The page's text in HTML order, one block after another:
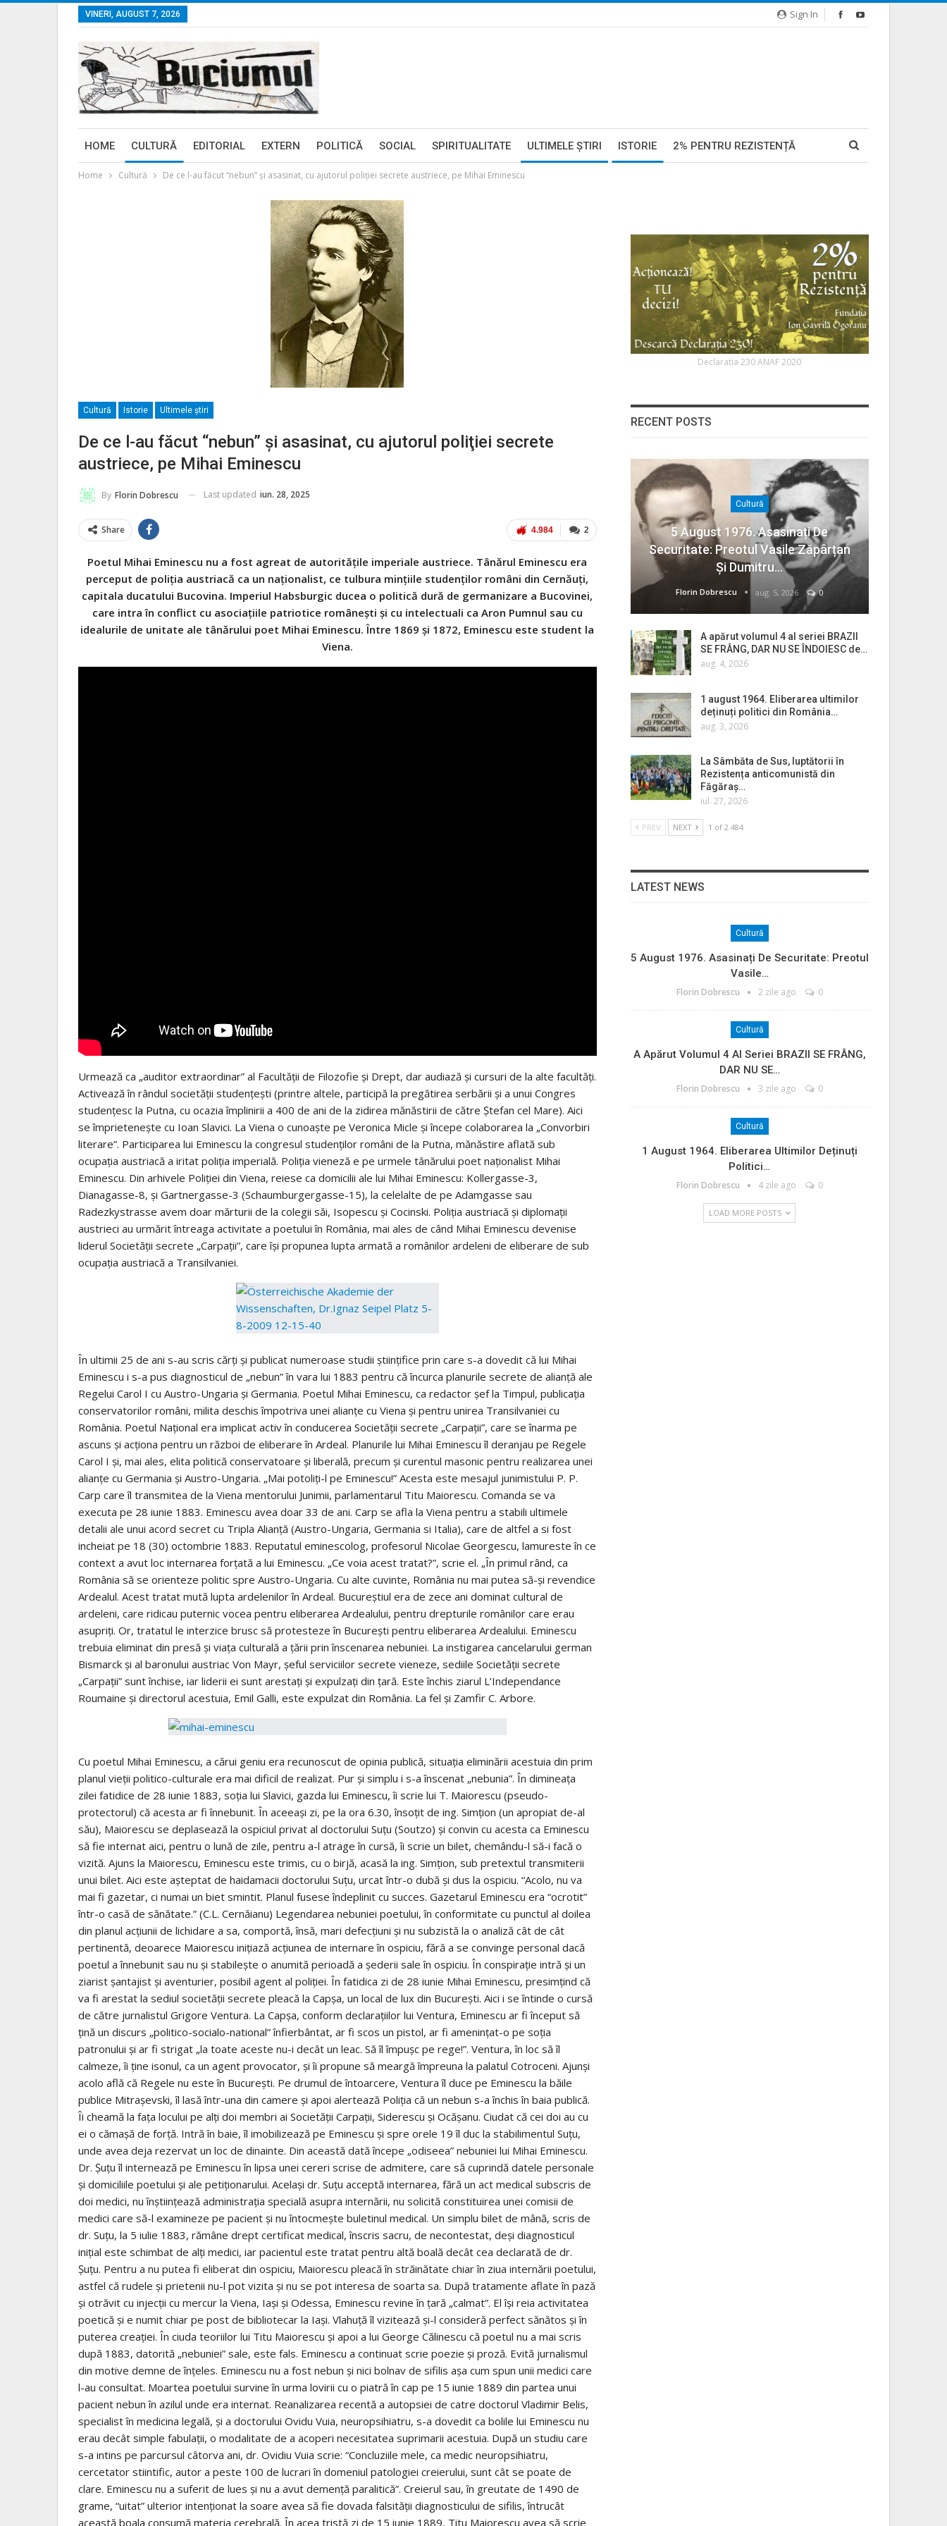
Sign In
VINERI, AUGUST 7, 2026
HOME CULTURĂ EDITORIAL EXTERN POLITICĂ SOCIAL SPIRITUALITATE ULTIMELE ŞTIRI ISTORIE 2% PENTRU REZISTENȚĂ
Home Cultură De ce l-au făcut “nebun” şi asasinat, cu ajutorul poliţiei secrete austriece, pe Mihai Eminescu
Cultură Istorie Ultimele ştiri
De ce l-au făcut “nebun” şi asasinat, cu ajutorul poliţiei secrete
austriece, pe Mihai Eminescu
By Florin Dobrescu Last updated iun. 28, 2025
2
4.984
Share
Poetul Mihai Eminescu nu a fost agreat de autorităţile imperiale austriece. Tânărul Eminescu era
perceput de poliţia austriacă ca un naţionalist, ce tulbura minţiile studenţilor români din Cernăuţi,
capitala ducatului Bucovina. Imperiul Habsburgic ducea o politică dură de germanizare a Bucovinei,
care intra în conflict cu asociaţiile patriotice româneşti şi cu intelectuali ca Aron Pumnul sau cu
idealurile de unitate ale tânărului poet Mihai Eminescu. Între 1869 şi 1872, Eminescu este student la
Viena.
Urmează ca „auditor extraordinar” al Facultăţii de Filozofie și Drept, dar audiază și cursuri de la alte facultăți.
Activează în rândul societății studențești (printre altele, participă la pregătirea serbării și a unui Congres
studențesc la Putna, cu ocazia împlinirii a 400 de ani de la zidirea mănăstirii de către Ștefan cel Mare). Aici
se împrietenește cu Ioan Slavici. La Viena o cunoaște pe Veronica Micle şi începe colaborarea la „Convorbiri
literare”. Participarea lui Eminescu la congresul studenţilor români de la Putna, mănăstire aflată sub
ocupaţia austriacă a iritat poliţia imperială. Poliţia vieneză e pe urmele tânărului poet naţionalist Mihai
Eminescu. Din arhivele Poliţiei din Viena, reiese ca domicilii ale lui Mihai Eminescu: Kollergasse-3,
Dianagasse-8, şi Gartnergasse-3 (Schaumburgergasse-15), la celelalte de pe Adamgasse sau
Radezkystrasse avem doar mărturii de la colegii săi, Isopescu şi Cocinski. Poliţia austriacă şi diplomaţii
austrieci au urmărit întreaga activitate a poetului în România, mai ales de când Mihai Eminescu devenise
liderul Societăţii secrete „Carpaţii”, care îşi propunea lupta armată a românilor ardeleni de eliberare de sub
ocupaţia austriacă a Transilvaniei.
În ultimii 25 de ani s-au scris cărţi şi publicat numeroase studii ştiinţifice prin care s-a dovedit că lui Mihai
Eminescu i s-a pus diagnosticul de „nebun” în vara lui 1883 pentru că încurca planurile secrete de alianţă ale
Regelui Carol I cu Austro-Ungaria şi Germania. Poetul Mihai Eminescu, ca redactor şef la Timpul, publicaţia
conservatorilor români, milita deschis împotriva unei alianţe cu Viena şi pentru unirea Transilvaniei cu
România. Poetul Naţional era implicat activ în conducerea Societăţii secrete „Carpaţii”, care se înarma pe
ascuns şi acţiona pentru un război de eliberare în Ardeal. Planurile lui Mihai Eminescu îl deranjau pe Regele
Carol I şi, mai ales, elita politică conservatoare şi liberală, precum şi curentul masonic pentru realizarea unei
alianţe cu Germania şi Austro-Ungaria. „Mai potoliţi-l pe Eminescu!” Acesta este mesajul junimistului P. P.
Carp care îl transmitea de la Viena mentorului Junimii, parlamentarul Titu Maiorescu. Comanda se va
executa pe 28 iunie 1883. Eminescu avea doar 33 de ani. Carp se afla la Viena pentru a stabili ultimele
detalii ale unui acord secret cu Tripla Alianţă (Austro-Ungaria, Germania si Italia), care de altfel a si fost
incheiat pe 18 (30) octombrie 1883. Reputatul eminescolog, profesorul Nicolae Georgescu, lamureste în ce
context a avut loc internarea forţată a lui Eminescu. „Ce voia acest tratat?”, scrie el. „În primul rând, ca
România să se orienteze politic spre Austro-Ungaria. Cu alte cuvinte, România nu mai putea să-şi revendice
Ardealul. Acest tratat mută lupta ardelenilor în Ardeal. Bucureştiul era de zece ani dominat cultural de
ardeleni, care ridicau puternic vocea pentru eliberarea Ardealului, pentru drepturile românilor care erau
asupriţi. Or, tratatul le interzice brusc să protesteze în Bucureşti pentru eliberarea Ardealului. Eminescu
trebuia eliminat din presă şi viaţa culturală a ţării prin înscenarea nebuniei. La instigarea cancelarului german
Bismarck şi al baronului austriac Von Mayr, şeful serviciilor secrete vieneze, sediile Societăţii secrete
„Carpaţii” sunt închise, iar liderii ei sunt arestaţi şi expulzaţi din ţară. Este închis ziarul L’Independance
Roumaine şi directorul acestuia, Emil Galli, este expulzat din România. La fel şi Zamfir C. Arbore.
Cu poetul Mihai Eminescu, a cărui geniu era recunoscut de opinia publică, situaţia eliminării acestuia din prim
planul vieţii politico-culturale era mai dificil de realizat. Pur şi simplu i s-a înscenat „nebunia”. În dimineaţa
zilei fatidice de 28 iunie 1883, soţia lui Slavici, gazda lui Eminescu, îi scrie lui T. Maiorescu (pseudo-
protectorul) că acesta ar fi înnebunit. În aceeaşi zi, pe la ora 6.30, însoţit de ing. Simţion (un apropiat de-al
său), Maiorescu se deplasează la ospiciul privat al doctorului Suţu (Soutzo) şi convin cu acesta ca Eminescu
să fie internat aici, pentru o lună de zile, pentru a-l atrage în cursă, îi scrie un bilet, chemându-l să-i facă o
vizită. Ajuns la Maiorescu, Eminescu este trimis, cu o birjă, acasă la ing. Simţion, sub pretextul transmiterii
unui bilet. Aici este aşteptat de haidamacii doctorului Suţu, urcat într-o dubă şi dus la ospiciu. “Acolo, nu va
mai fi gazetar, ci numai un biet smintit. Planul fusese îndeplinit cu succes. Gazetarul Eminescu era “ocrotit”
într-o casă de sănătate.” (C.L. Cernăianu) Legendarea nebuniei poetului, în conformitate cu punctul al doilea
din planul acţiunii de lichidare a sa, comportă, însă, mari defecţiuni şi nu subzistă la o analiză cât de cât
pertinentă, deoarece Maiorescu iniţiază acţiunea de internare în ospiciu, fără a se convinge personal dacă
poetul a înnebunit sau nu şi stabileşte o anumită perioadă a şederii sale în ospiciu. În conspiraţie intră şi un
ziarist şantajist şi aventurier, posibil agent al poliţiei. În fatidica zi de 28 iunie Mihai Eminescu, presimţind că
va fi arestat la sediul societăţii secrete pleacă la Capşa, un local de lux din Bucureşti. Aici i se întinde o cursă
de către jurnalistul Grigore Ventura. La Capşa, conform declaraţiilor lui Ventura, Eminescu ar fi început să
ţină un discurs „politico-socialo-national” înfierbântat, ar fi scos un pistol, ar fi ameninţat-o pe soţia
patronului şi ar fi strigat „la toate aceste nu-i decât un leac. Să îl împuşc pe rege!”. Ventura, în loc să îl
calmeze, îi ţine isonul, ca un agent provocator, şi îi propune să meargă împreuna la palatul Cotroceni. Ajunşi
acolo află că Regele nu este în Bucureşti. Pe drumul de întoarcere, Ventura îl duce pe Eminescu la băile
publice Mitraşevski, îl lasă într-una din camere şi apoi alertează Poliţia că un nebun s-a închis în baia publică.
Îi cheamă la faţa locului pe alţi doi membri ai Societăţii Carpaţii, Siderescu şi Ocăşanu. Ciudat că cei doi au cu
ei o cămaşă de forţă. Intră în baie, îl imobilizează pe Eminescu şi spre orele 19 îl duc la stabilimentul Suţu,
unde avea deja rezervat un loc de dinainte. Din această dată începe „odiseea” nebuniei lui Mihai Eminescu.
Dr. Şuţu îl internează pe Eminescu în lipsa unei cereri scrise de admitere, care să cuprindă datele personale
şi domiciliile poetului şi ale petiţionarului. Acelaşi dr. Suţu acceptă internarea, fără un act medical subscris de
doi medici, nu înştiinţează administraţia specială asupra internării, nu solicită constituirea unei comisii de
medici care să-l examineze pe pacient şi nu întocmeşte buletinul medical. Un simplu bilet de mână, scris de
dr. Suţu, la 5 iulie 1883, rămâne drept certificat medical, înscris sacru, de necontestat, deşi diagnosticul
iniţial este schimbat de alţi medici, iar pacientul este tratat pentru altă boală decât cea declarată de dr.
Şuţu. Pentru a nu putea fi eliberat din ospiciu, Maiorescu pleacă în străinătate chiar în ziua internării poetului,
astfel că rudele şi prietenii nu-l pot vizita şi nu se pot interesa de soarta sa. După tratamente aflate în pază
şi otrăvit cu injecţii cu mercur la Viena, Iaşi şi Odessa, Eminescu revine în ţară „calmat”. El îşi reia activitatea
poetică şi e numit chiar pe post de bibliotecar la Iaşi. Vlahuţă îl vizitează şi-l consideră perfect sănătos şi în
puterea creaţiei. În ciuda teoriilor lui Titu Maiorescu şi apoi a lui George Călinescu că poetul nu a mai scris
după 1883, datorită „nebuniei” sale, este fals. Eminescu a continuat scrie poezie şi proză. Evită jurnalismul
din motive demne de înţeles. Eminescu nu a fost nebun şi nici bolnav de sifilis aşa cum spun unii medici care
l-au consultat. Moartea poetului survine în urma lovirii cu o piatră în cap pe 15 iunie 1889 din partea unui
pacient nebun în azilul unde era internat. Reanalizarea recentă a autopsiei de catre doctorul Vladimir Belis,
specialist în medicina legală, şi a doctorului Ovidu Vuia, neuropsihiatru, s-a dovedit ca bolile lui Eminescu nu
erau decât simple fabulaţii, o modalitate de a acoperi necesitatea suprimarii acestuia. După un studiu care
s-a intins pe parcursul câtorva ani, dr. Ovidiu Vuia scrie: “Concluziile mele, ca medic neuropsihiatru,
cercetator stiintific, autor a peste 100 de lucrari în domeniul patologiei creierului, sunt cât se poate de
clare. Eminescu nu a suferit de lues şi nu a avut demenţă paralitică”. Creierul sau, în greutate de 1490 de
grame, “uitat” ulterior intenţionat la soare avea să fie dovada falsităţii diagnosticului de sifilis, întrucât
această boala consumă materia cerebrală. În acea tristă zi de 15 iunie 1889, Titu Maiorescu avea să scrie
Declaratia 230 ANAF 2020
RECENT POSTS
Cultură
5 August 1976. Asasinați De
Securitate: Preotul Vasile Zăpârțan
Și Dumitru…
Florin Dobrescu aug. 5, 2026 0
A apărut volumul 4 al seriei BRAZII
SE FRÂNG, DAR NU SE ÎNDOIESC de…
aug. 4, 2026
1 august 1964. Eliberarea ultimilor
deținuți politici din România…
aug. 3, 2026
La Sâmbăta de Sus, luptătorii în
Rezistența anticomunistă din
Făgăraș…
iul. 27, 2026
PREV NEXT 1 of 2.484
LATEST NEWS
Cultură
5 August 1976. Asasinați De Securitate: Preotul
Vasile…
Florin Dobrescu 2 zile ago 0
Cultură
A Apărut Volumul 4 Al Seriei BRAZII SE FRÂNG,
DAR NU SE…
Florin Dobrescu 3 zile ago 0
Cultură
1 August 1964. Eliberarea Ultimilor Deținuți
Politici…
Florin Dobrescu 4 zile ago 0
LOAD MORE POSTS